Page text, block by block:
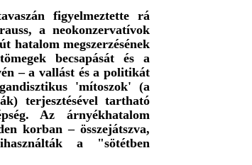
figyelmeztette rá
a neokonzervatívok
hatalom megszerzésének
becsapását és a
– a vallást és a politikát
'mítoszok' (a
terjesztésével tartható
Az árnyékhatalom
korban – összejátszva,
a "sötétben